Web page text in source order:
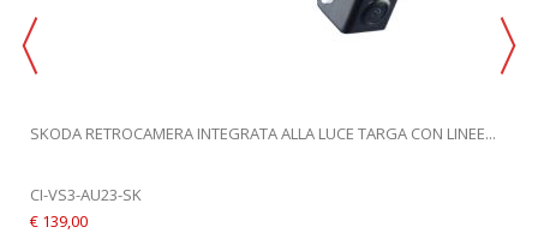
SKODA RETROCAMERA INTEGRATA ALLA LUCE TARGA CON LINEE...
CI-VS3-AU23-SK
€ 139,00